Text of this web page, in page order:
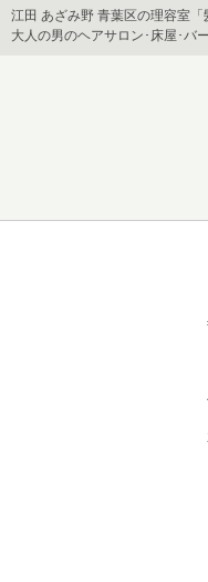
江田 あざみ野 青葉区の理容室「
大人の男のヘアサロン･床屋･バ